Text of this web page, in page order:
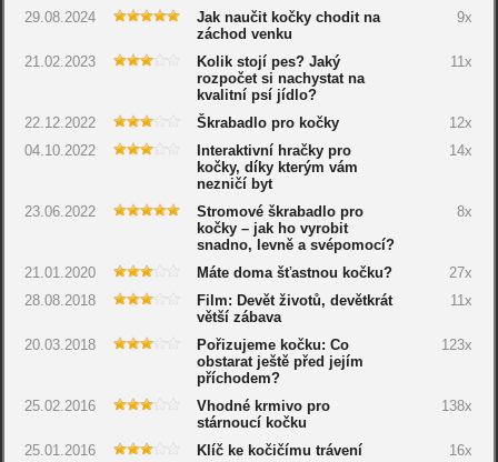
29.08.2024
Jak naučit kočky chodit na
záchod venku
9x
21.02.2023
Kolik stojí pes? Jaký
rozpočet si nachystat na
kvalitní psí jídlo?
11x
22.12.2022 Škrabadlo pro kočky
12x
04.10.2022
Interaktivní hračky pro
kočky, díky kterým vám
nezničí byt
14x
23.06.2022
Stromové škrabadlo pro
kočky – jak ho vyrobit
snadno, levně a svépomocí?
8x
21.01.2020 Máte doma šťastnou kočku?
27x
28.08.2018
Film: Devět životů, devětkrát
větší zábava
11x
20.03.2018
Pořizujeme kočku: Co
obstarat ještě před jejím
příchodem?
123x
25.02.2016
Vhodné krmivo pro
stárnoucí kočku
138x
25.01.2016 Klíč ke kočičímu trávení 16x